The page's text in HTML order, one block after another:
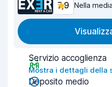
7,9 Nella media
Servizio accoglienza
Mostra i dettagli della
Deposito medio